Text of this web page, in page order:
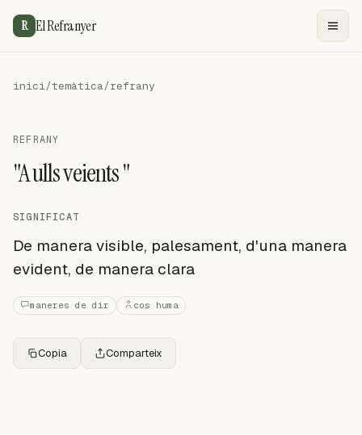
R El Refranyer
inici/temàtica/refrany
REFRANY
"A ulls veients "
SIGNIFICAT
De manera visible, palesament, d'una manera
evident, de manera clara
maneres de dir cos huma
Copia Comparteix